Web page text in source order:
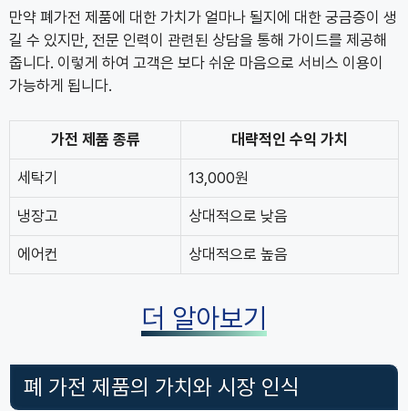
만약 폐가전 제품에 대한 가치가 얼마나 될지에 대한 궁금증이 생
길 수 있지만, 전문 인력이 관련된 상담을 통해 가이드를 제공해
줍니다. 이렇게 하여 고객은 보다 쉬운 마음으로 서비스 이용이
가능하게 됩니다.
가전 제품 종류 대략적인 수익 가치
세탁기 13,000원
냉장고 상대적으로 낮음
에어컨 상대적으로 높음
더 알아보기
폐 가전 제품의 가치와 시장 인식